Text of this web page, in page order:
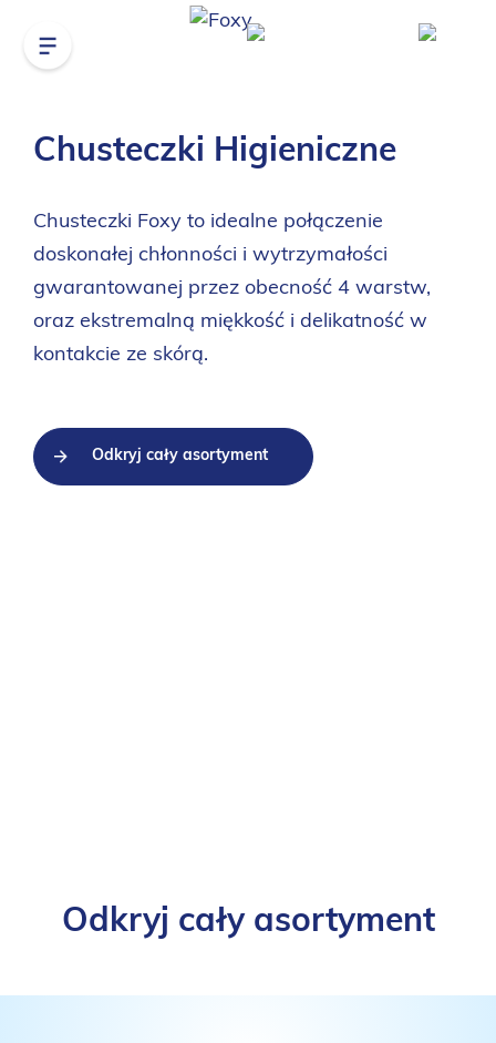
Chusteczki Higieniczne
Chusteczki Foxy to idealne połączenie
doskonałej chłonności i wytrzymałości
gwarantowanej przez obecność 4 warstw,
oraz ekstremalną miękkość i delikatność w
kontakcie ze skórą.
Odkryj cały asortyment
Odkryj cały asortyment